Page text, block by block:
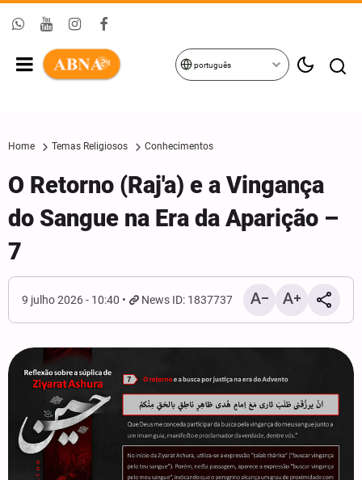
português
Home Temas Religiosos Conhecimentos
O Retorno (Raj'a) e a Vingança
do Sangue na Era da Aparição –
7
9 julho 2026 - 10:40 News ID: 1837737